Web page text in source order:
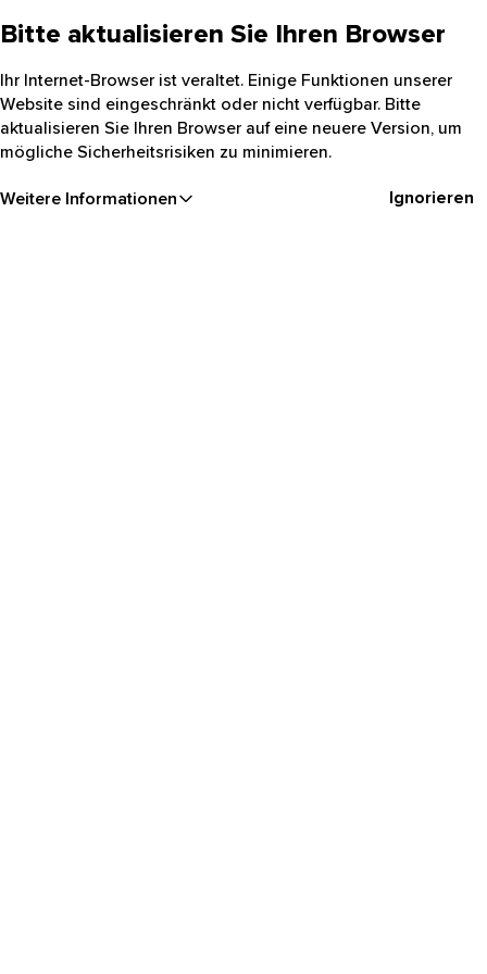
Bitte aktualisieren Sie Ihren Browser
Ihr Internet-Browser ist veraltet. Einige Funktionen unserer
Website sind eingeschränkt oder nicht verfügbar. Bitte
aktualisieren Sie Ihren Browser auf eine neuere Version, um
mögliche Sicherheitsrisiken zu minimieren.
Weitere Informationen Ignorieren